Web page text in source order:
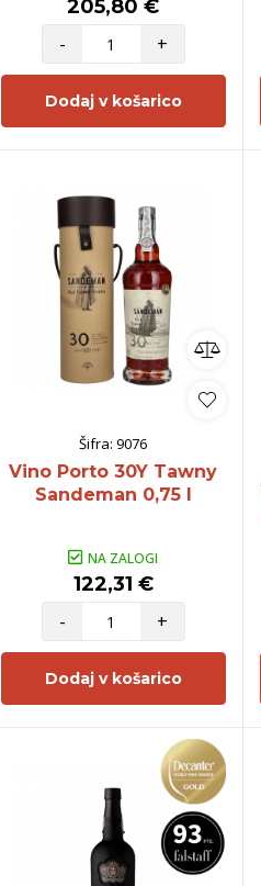
205,80 €
-
+
Dodaj v košarico
Šifra:9076
Vino Porto 30Y Tawny
Sandeman 0,75 l
NA ZALOGI
122,31 €
-
+
Dodaj v košarico